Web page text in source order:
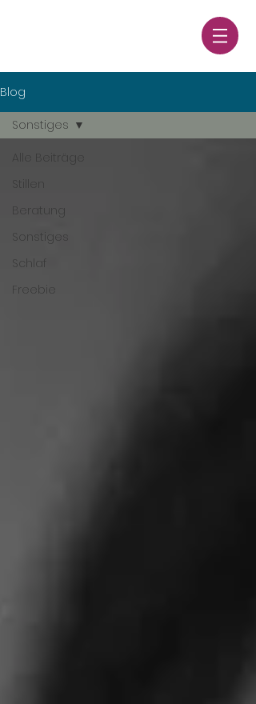
Blog
Alle Beiträge
Stillen
Beratung
Sonstiges
Schlaf
Freebie
Sonstiges